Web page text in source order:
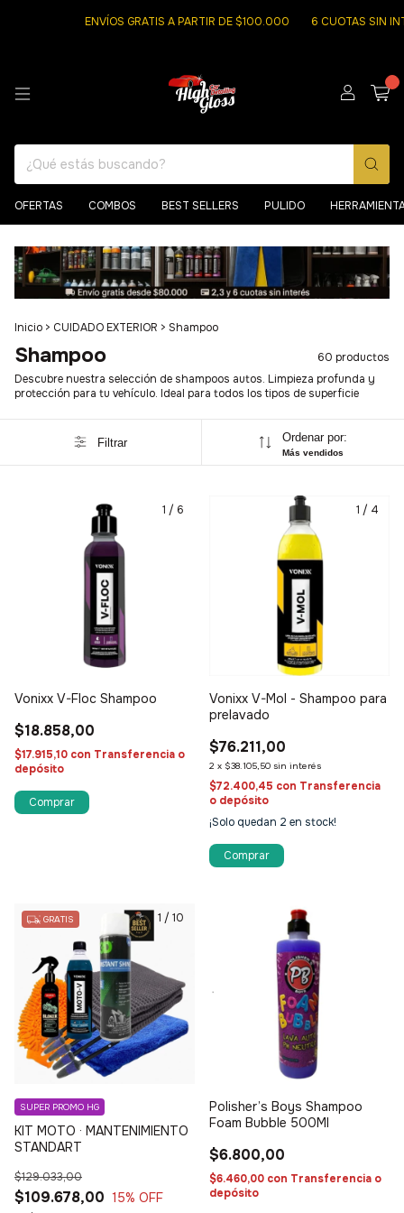
ENVÍOS GRATIS A PARTIR DE $100.000 6 CUOTAS SIN INTERES
OFERTAS COMBOS BEST SELLERS PULIDO
Inicio > CUIDADO EXTERIOR > Shampoo
Shampoo
60 productos
Descubre nuestra selección de shampoos autos. Limpieza profunda y
protección para tu vehículo. Ideal para todos los tipos de superficie
Filtrar Ordenar por:
Más vendidos
1 / 6
Vonixx V-Floc Shampoo
$18.858,00
$17.915,10 con Transferencia o
depósito
Comprar
1 / 4
Vonixx V-Mol - Shampoo para
prelavado
$76.211,00
2 x $38.105,50 sin interés
$72.400,45 con Transferencia
o depósito
¡Solo quedan 2 en stock!
Comprar
1 / 10
GRATIS
KIT MOTO · MANTENIMIENTO
STANDART
$109.678,00
$129.033,00
15% OFF
SUPER PROMO HG
Polisher’s Boys Shampoo
Foam Bubble 500Ml
$6.800,00
$6.460,00 con Transferencia o
depósito